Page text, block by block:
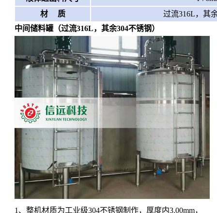
材 质
过流316L，其
中间储料罐（过流316L，其余304不锈钢）
1、整机材质为工业级304不锈钢制作，厚度内3.00mm，